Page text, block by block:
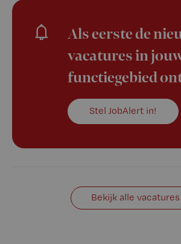
Als eerste de
vacatures in
functiegebied
Stel JobAlert in!
Bekijk alle vacatures